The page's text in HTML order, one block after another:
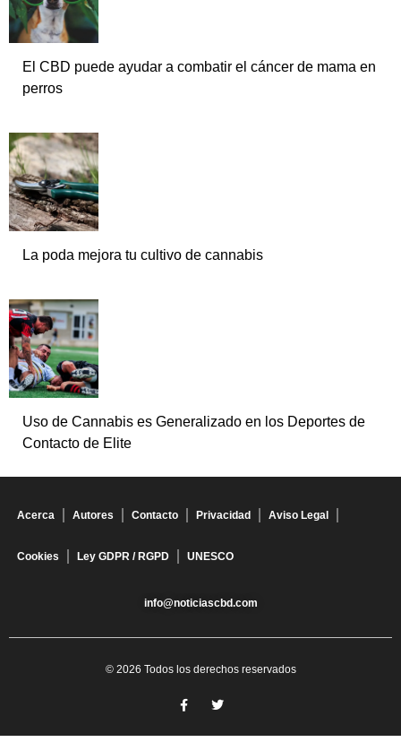
El CBD puede ayudar a combatir el cáncer de mama en
perros
La poda mejora tu cultivo de cannabis
Uso de Cannabis es Generalizado en los Deportes de
Contacto de Elite
Acerca Autores Contacto Privacidad Aviso Legal
Cookies Ley GDPR / RGPD UNESCO
info@noticiascbd.com
© 2026 Todos los derechos reservados